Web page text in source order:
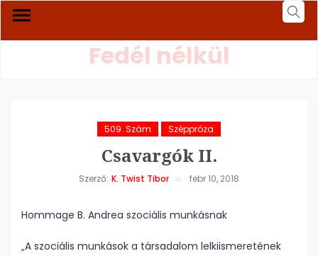
Fedél nélkül
509. Szám Széppróza
Csavargók II.
Szerző: K. Twist Tibor febr 10, 2018
Hommage B. Andrea szociális munkásnak
„A szociális munkások a társadalom lelkiismeretének